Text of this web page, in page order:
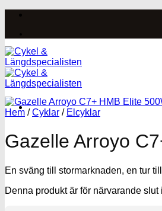
Hem / Cyklar / Elcyklar
Gazelle Arroyo
En sväng till stormarknaden, en tur
Denna produkt är för närvarande